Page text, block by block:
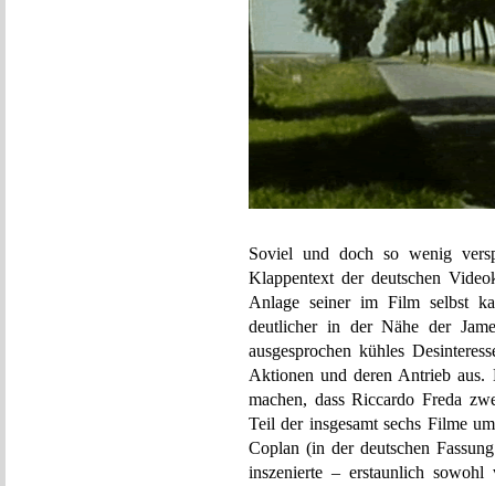
Soviel und doch so wenig
Klappentext der deutschen
Anlage seiner im Film selbst
deutlicher in der Nähe der
ausgesprochen kühles
Aktionen und deren Antrieb aus.
machen, dass Riccardo Freda
Teil der insgesamt sechs Filme
Coplan (in der deutschen
inszenierte – erstaunlich